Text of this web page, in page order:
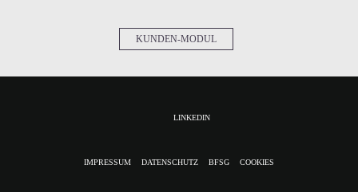
KUNDEN-MODUL
LINKEDIN
NAVIGATION
IMPRESSUM DATENSCHUTZ BFSG COOKIES